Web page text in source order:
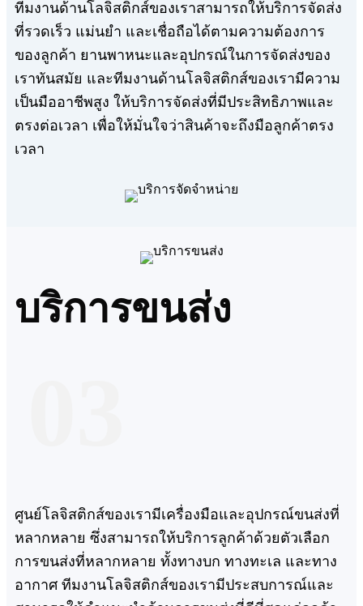
ทีมงานด้านโลจิสติกส์ของเราสามารถให้บริการจัดส่ง
ที่รวดเร็ว แม่นยำ และเชื่อถือได้ตามความต้องการ
ของลูกค้า ยานพาหนะและอุปกรณ์ในการจัดส่งของ
เราทันสมัย ​​และทีมงานด้านโลจิสติกส์ของเรามีความ
เป็นมืออาชีพสูง ให้บริการจัดส่งที่มีประสิทธิภาพและ
ตรงต่อเวลา เพื่อให้มั่นใจว่าสินค้าจะถึงมือลูกค้าตรง
เวลา
บริการขนส่ง
ศูนย์โลจิสติกส์ของเรามีเครื่องมือและอุปกรณ์ขนส่งที่
หลากหลาย ซึ่งสามารถให้บริการลูกค้าด้วยตัวเลือก
การขนส่งที่หลากหลาย ทั้งทางบก ทางทะเล และทาง
อากาศ ทีมงานโลจิสติกส์ของเรามีประสบการณ์และ